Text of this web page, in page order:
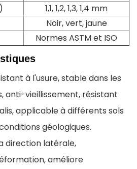
1,1, 1,2, 1,3, 1,4 mm
Noir, vert, jaune
Normes ASTM et ISO
à l'usure, stable dans les
anti-vieillissement, résistant
applicable à différents sols
géologiques.
direction latérale,
améliore